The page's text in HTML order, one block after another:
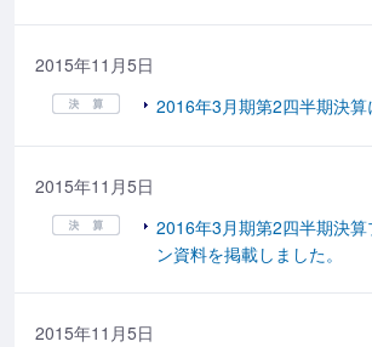
2015年11月5日
2016年3月期第2四半期決算
2015年11月5日
2016年3月期第2四半期決算
ン資料を掲載しました。
2015年11月5日